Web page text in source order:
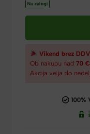
Na zalogi
Vikend brez DDV
Ob nakupu nad70 €
Akcija velja do
100%